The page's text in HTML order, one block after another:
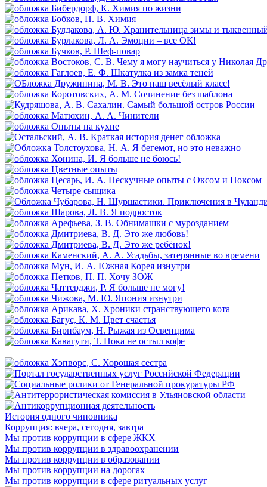
История одного чиновника
Коррупция: вчера, сегодня, завтра
Мы против коррупции в сфере ЖКХ
Мы против коррупции в здравоохранении
Мы против коррупции в образовании
Мы против коррупции на дорогах
Мы против коррупции в сфере ритуальных услуг